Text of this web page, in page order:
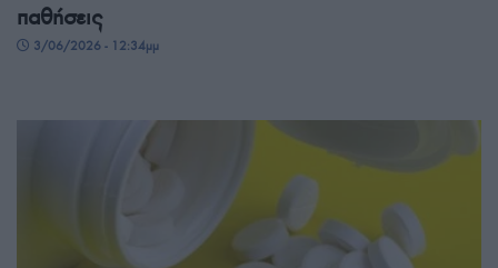
παθήσεις
3/06/2026 - 12:34μμ